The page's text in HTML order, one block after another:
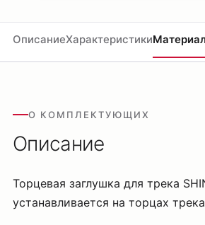
ОписаниеХарактеристики
О КОМПЛЕКТУЮЩИХ
Описание
Торцевая заглушка для трека
устанавливается на торцах